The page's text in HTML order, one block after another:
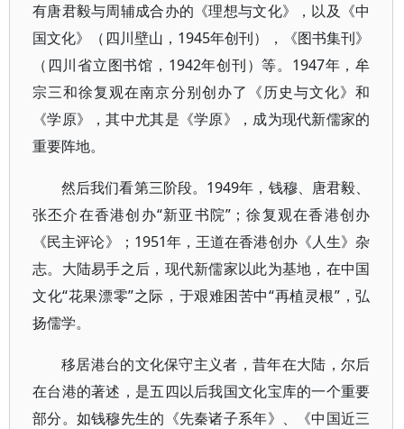
有唐君毅与周辅成合办的《理想与文化》，以及《中
国文化》（四川壁山，1945年创刊），《图书集刊》
（四川省立图书馆，1942年创刊）等。1947年，牟
宗三和徐复观在南京分别创办了《历史与文化》和
《学原》，其中尤其是《学原》，成为现代新儒家的
重要阵地。
然后我们看第三阶段。1949年，钱穆、唐君毅、
张丕介在香港创办“新亚书院”；徐复观在香港创办
《民主评论》；1951年，王道在香港创办《人生》杂
志。大陆易手之后，现代新儒家以此为基地，在中国
文化“花果漂零”之际，于艰难困苦中“再植灵根”，弘
扬儒学。
移居港台的文化保守主义者，昔年在大陆，尔后
在台港的著述，是五四以后我国文化宝库的一个重要
部分。如钱穆先生的《先秦诸子系年》、《中国近三